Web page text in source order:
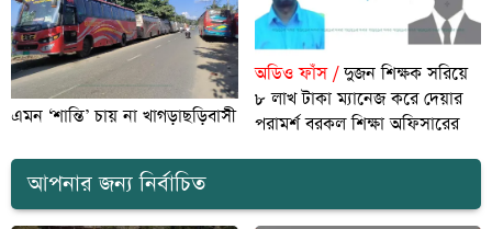
এমন ‘শান্তি’ চায় না খাগড়াছড়িবাসী
অডিও ফাঁস /দুজন শিক্ষক সরিয়ে
৮ লাখ টাকা ম্যানেজ করে দেয়ার
পরামর্শ বরকল শিক্ষা অফিসারের
আপনার জন্য নির্বাচিত